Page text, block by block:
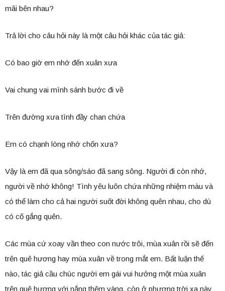
mãi bên nhau?
Trả lời cho câu hỏi này là một câu hỏi khác của tác giả:
Có bao giờ em nhớ đến xuân xưa
Vai chung vai mình sánh bước đi về
Trên đường xưa tình đầy chan chứa
Em có chạnh lòng nhớ chốn xưa?
Vậy là em đã qua sông/sáo đã sang sông. Người đi còn nhớ,
người về nhớ không! Tình yêu luôn chứa những nhiệm màu và
có thể làm cho cả hai người suốt đời không quên nhau, cho dù
có cố gắng quên.
Các mùa cứ xoay vần theo con nước trôi, mùa xuân rồi sẽ đến
trên quê hương hay mùa xuân về trong mắt em. Bất luận thế
nào, tác giả cầu chúc người em gái vui hưởng một mùa xuân
trên quê hương với nắng thêm vàng, còn ở phương trời xa này